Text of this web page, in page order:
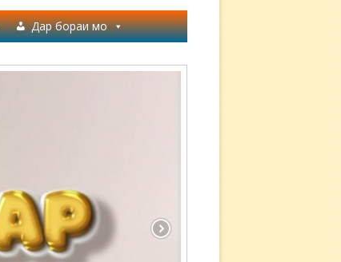
Дар бораи мо